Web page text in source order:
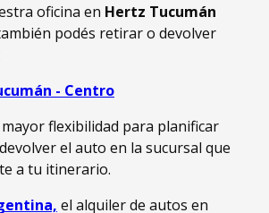
oficina en Hertz Tucumán
podés retirar o devolver
- Centro
flexibilidad para planificar
el auto en la sucursal que
a tu itinerario.
el alquiler de autos en